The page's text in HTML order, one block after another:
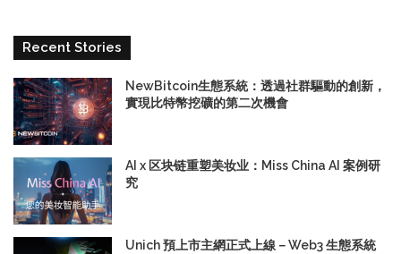
Recent Stories
NewBitcoin生態系統：透過社群驅動的創新，
實現比特幣挖礦的第二次機會
AI x 区块链重塑美妆业：Miss China AI 案例研
究
Unich 預上市主網正式上線－Web3 生態系統